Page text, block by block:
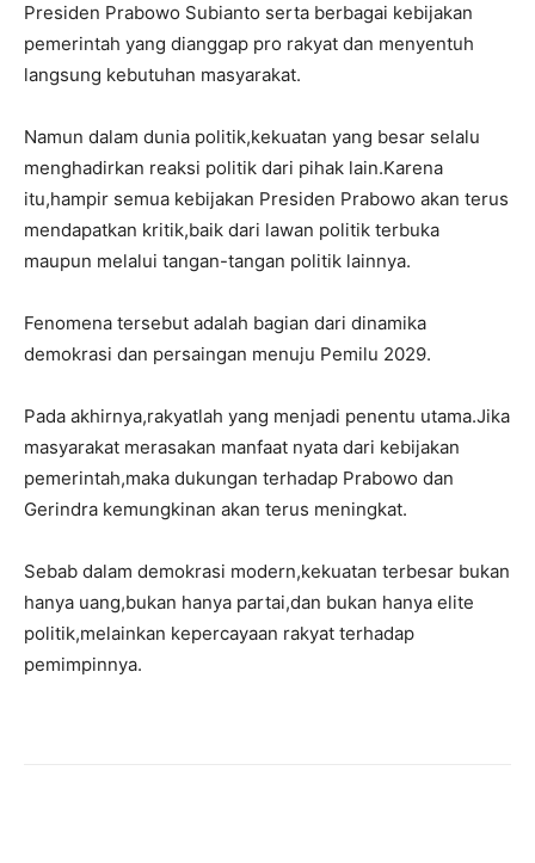
Presiden Prabowo Subianto serta berbagai kebijakan
pemerintah yang dianggap pro rakyat dan menyentuh
langsung kebutuhan masyarakat.
Namun dalam dunia politik,kekuatan yang besar selalu
menghadirkan reaksi politik dari pihak lain.Karena
itu,hampir semua kebijakan Presiden Prabowo akan terus
mendapatkan kritik,baik dari lawan politik terbuka
maupun melalui tangan-tangan politik lainnya.
Fenomena tersebut adalah bagian dari dinamika
demokrasi dan persaingan menuju Pemilu 2029.
Pada akhirnya,rakyatlah yang menjadi penentu utama.Jika
masyarakat merasakan manfaat nyata dari kebijakan
pemerintah,maka dukungan terhadap Prabowo dan
Gerindra kemungkinan akan terus meningkat.
Sebab dalam demokrasi modern,kekuatan terbesar bukan
hanya uang,bukan hanya partai,dan bukan hanya elite
politik,melainkan kepercayaan rakyat terhadap
pemimpinnya.